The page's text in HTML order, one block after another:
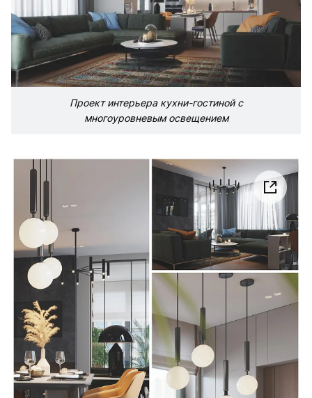
Проект интерьера кухни-гостиной с
многоуровневым освещением